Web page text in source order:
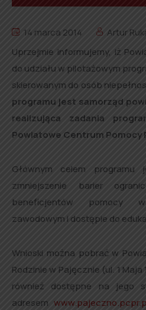
14 marca 2014
Artur
Uprzejmie informujemy, iż
do udziału w pilotażowym
skierowanym do osób
programu jest samorząd
realizująca zadania
Powiatowe Centrum Pomocy
Głównym celem programu
zmniejszenie barier
beneficjentów pomocy
zawodowym i dostępie do
Wnioski można pobrać w
Rodzinie w Pajęcznie (ul. 1 Maja
również dostępne na jego
adresem